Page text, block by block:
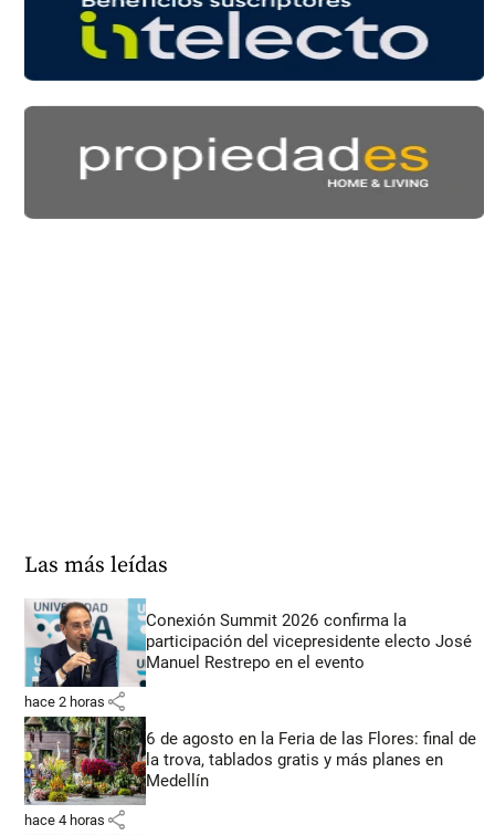
Las más leídas
Conexión Summit 2026 confirma la
participación del vicepresidente electo José
Manuel Restrepo en el evento
hace 2 horas share
6 de agosto en la Feria de las Flores: final de
la trova, tablados gratis y más planes en
Medellín
hace 4 horas share